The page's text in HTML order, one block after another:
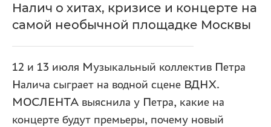
Налич о хитах, кризисе и концерте на
самой необычной площадке Москвы
12 и 13 июля Музыкальный коллектив Петра
Налича сыграет на водной сцене ВДНХ.
МОСЛЕНТА выяснила у Петра, какие на
концерте будут премьеры, почему новый